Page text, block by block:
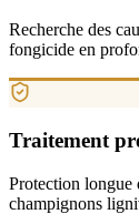
Recherche des
fongicide en
Traitement
Protection longue
champignons